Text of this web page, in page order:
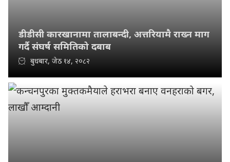
डीडीसी कारखानामा तालाबन्दी, अत्तरियामै राख्न माग
गर्दै संघर्ष समितिको दबाब
बुधबार, जेठ १४, २०८२